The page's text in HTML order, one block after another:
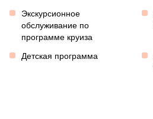
Экскурсионное
обслуживание по
программе круиза
Детская программа